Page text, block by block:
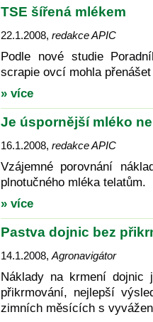
TSE šířená mlékem
22.1.2008, redakce APIC
Podle nové studie
scrapie ovcí mohla
» více
Je úspornější mléko
16.1.2008, redakce APIC
Vzájemné porovnání
plnotučného mléka telatům.
» více
Pastva dojnic bez
14.1.2008, Agronavigátor
Náklady na krmení dojnic
přikrmování, nejlepší
zimních měsících s